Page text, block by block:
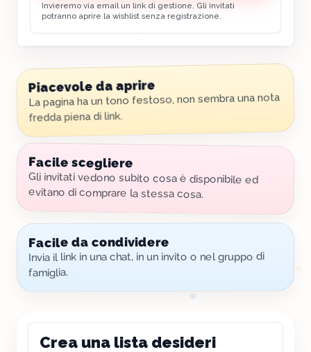
Invieremo via email un link di gestione. Gli invitati
potranno aprire la wishlist senza registrazione.
Piacevole da aprire
La pagina ha un tono festoso, non sembra una nota
fredda piena di link.
Facile scegliere
Gli invitati vedono subito cosa è disponibile ed
evitano di comprare la stessa cosa.
Facile da condividere
Invia il link in una chat, in un invito o nel gruppo di
famiglia.
Crea una lista desideri